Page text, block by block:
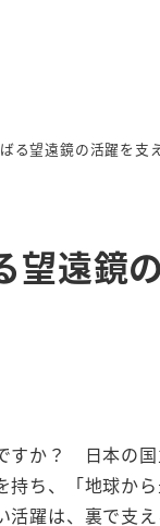
ばる望遠鏡の活躍を
望遠
すか？ 日本の
ち、「地球か
活躍は、裏で支